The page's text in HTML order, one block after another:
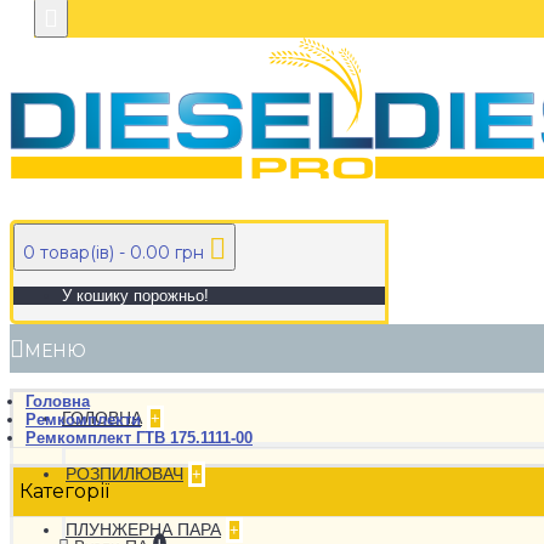
0 товар(ів) - 0.00 грн
У кошику порожньо!
МЕНЮ
ГОЛОВНА +
РОЗПИЛЮВАЧ +
ПЛУНЖЕРНА ПАРА +
Головна
Ремкомплекти
Ремкомплект ГТВ 175.1111-00
Категорії